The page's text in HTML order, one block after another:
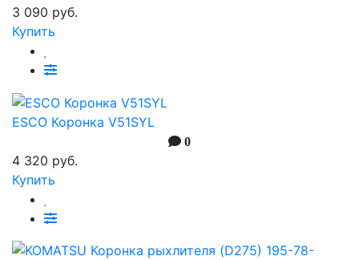
3 090 руб.
Купить
ESCO Коронка V51SYL
0
4 320 руб.
Купить